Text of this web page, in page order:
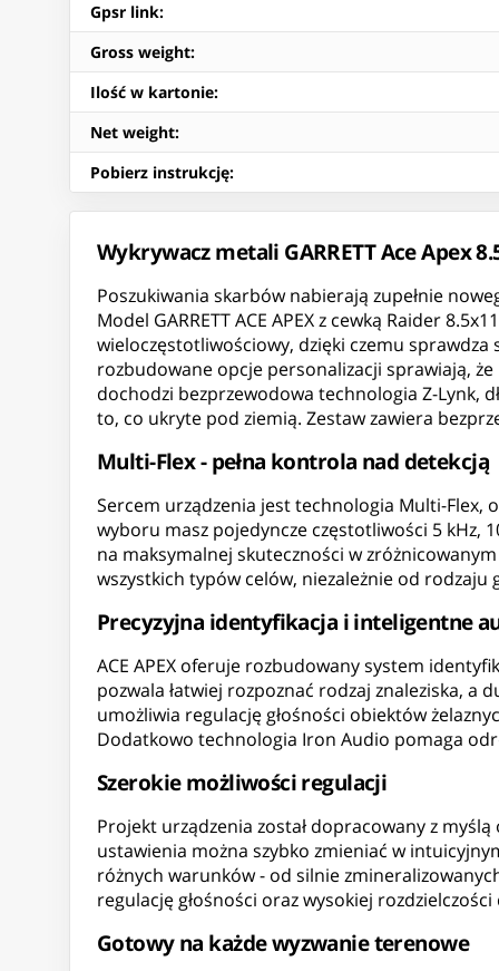
Gpsr link:
Gross weight:
Ilość w kartonie:
Net weight:
Pobierz instrukcję:
Wykrywacz metali GARRETT Ace Apex
Poszukiwania skarbów nabierają zupełnie
Model GARRETT ACE APEX z cewką Raider
wieloczęstotliwościowy, dzięki czemu sprawdza
rozbudowane opcje personalizacji sprawiają,
dochodzi bezprzewodowa technologia Z-Lynk,
to, co ukryte pod ziemią. Zestaw zawiera
Multi-Flex - pełna kontrola nad detekcją
Sercem urządzenia jest technologia Multi-Flex,
wyboru masz pojedyncze częstotliwości 5 kHz,
na maksymalnej skuteczności w
wszystkich typów celów, niezależnie od rodzaju
Precyzyjna identyfikacja i inteligentne
ACE APEX oferuje rozbudowany system
pozwala łatwiej rozpoznać rodzaj znaleziska, a
umożliwia regulację głośności obiektów
Dodatkowo technologia Iron Audio pomaga
Szerokie możliwości regulacji
Projekt urządzenia został dopracowany z
ustawienia można szybko zmieniać w
różnych warunków - od silnie
regulację głośności oraz wysokiej
Gotowy na każde wyzwanie terenowe